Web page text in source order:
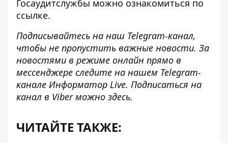
Госаудитслужбы можно ознакомиться по
ссылке.
Подписывайтесь на наш Telegram-канал,
чтобы не пропустить важные новости. За
новостями в режиме онлайн прямо в
мессенджере следите на нашем Telegram-
канале Информатор Live. Подписаться на
канал в Viber можно здесь.
ЧИТАЙТЕ ТАКЖЕ: